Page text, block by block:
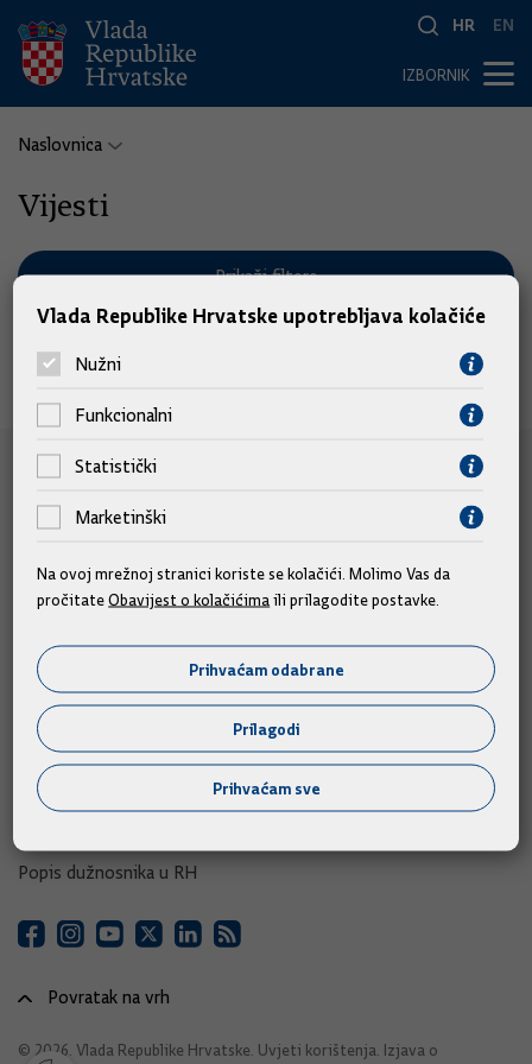
HR EN
IZBORNIK
Naslovnica
Vijesti
Prikaži filtere
Nema pronađenih vijesti.
e-Građani
e-Građani
e-Savjetovanja
Portal otvorenih podataka RH
Izvozni portal
Adresar
Središnji katalog službenih dokumenata RH
Adresar tijela javne vlasti
Popis dužnosnika u RH
Povratak na vrh
© 2026. Vlada Republike Hrvatske. Uvjeti korištenja Izjava o
Vlada Republike Hrvatske upotrebljava kolačiće
Nužni
Funkcionalni
Statistički
Marketinški
Na ovoj mrežnoj stranici koriste se kolačići. Molimo Vas da
pročitateObavijest o kolačićima ili prilagodite postavke.
Prihvaćam odabrane
Prilagodi
Prihvaćam sve